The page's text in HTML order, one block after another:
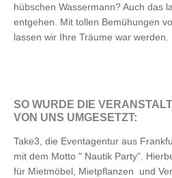
hübschen Wassermann? Auch das
entgehen. Mit tollen Bemühungen
lassen wir Ihre Träume war werden.
SO WURDE DIE
VON UNS UMGESETZT:
Take3, die Eventagentur aus
mit dem Motto " Nautik Party".
für Mietmöbel, Mietpflanzen und